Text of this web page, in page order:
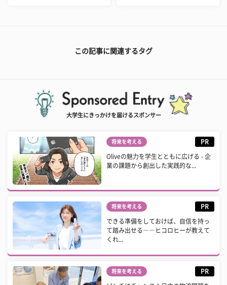
この記事に関連するタグ
大学生にきっかけを届けるスポンサー
将来を考える PR
Oliveの魅力を学生とともに広げる - 企
業の課題から創出した実践的な...
将来を考える PR
できる準備をしておけば、自信を持っ
て踏み出せる――ヒコロヒーが教えて
くれ...
将来を考える PR